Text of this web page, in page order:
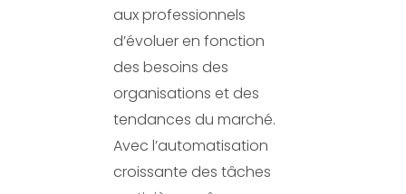
aux professionnels
d’évoluer en fonction
des besoins des
organisations et des
tendances du marché.
Avec l’automatisation
croissante des tâches